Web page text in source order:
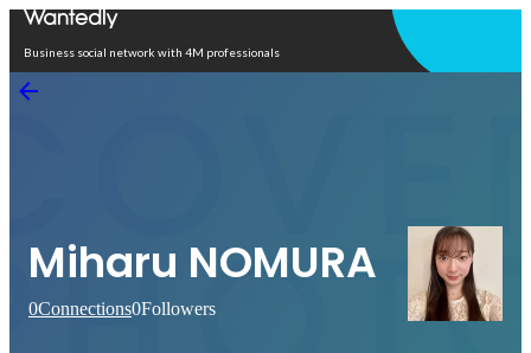
Business social network with 4M professionals
Miharu NOMURA
0Connections0Followers